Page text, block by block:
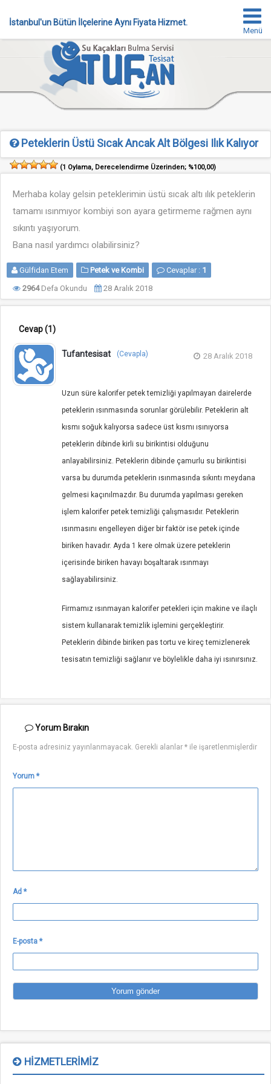
İstanbul'un Bütün İlçelerine Aynı Fiyata Hizmet.
Menü
Peteklerin Üstü Sıcak Ancak Alt Bölgesi Ilık Kalıyor
(1 Oylama, Derecelendirme Üzerinden; %100,00)
Merhaba kolay gelsin peteklerimin üstü sıcak altı ılık peteklerin
tamamı ısınmıyor kombiyi son ayara getirmeme rağmen aynı
sıkıntı yaşıyorum.
Bana nasıl yardımcı olabilirsiniz?
Gülfidan Etem Petek ve Kombi Cevaplar : 1
2964Defa Okundu 28 Aralık 2018
Cevap(1)
Tufantesisat 28 Aralık 2018
(Cevapla)
Uzun süre kalorifer petek temizliği yapılmayan dairelerde
peteklerin ısınmasında sorunlar görülebilir. Peteklerin alt
kısmı soğuk kalıyorsa sadece üst kısmı ısınıyorsa
peteklerin dibinde kirli su birikintisi olduğunu
anlayabilirsiniz. Peteklerin dibinde çamurlu su birikintisi
varsa bu durumda peteklerin ısınmasında sıkıntı meydana
gelmesi kaçınılmazdır. Bu durumda yapılması gereken
işlem kalorifer petek temizliği çalışmasıdır. Peteklerin
ısınmasını engelleyen diğer bir faktör ise petek içinde
biriken havadır. Ayda 1 kere olmak üzere peteklerin
içerisinde biriken havayı boşaltarak ısınmayı
sağlayabilirsiniz.
Firmamız ısınmayan kalorifer petekleri için makine ve ilaçlı
sistem kullanarak temizlik işlemini gerçekleştirir.
Peteklerin dibinde biriken pas tortu ve kireç temizlenerek
tesisatın temizliği sağlanır ve böylelikle daha iyi ısınırsınız.
Yorum Bırakın
E-posta adresiniz yayınlanmayacak. Gerekli alanlar * ile işaretlenmişlerdir
Yorum *
Ad *
E-posta *
HIZMETLERIMIZ